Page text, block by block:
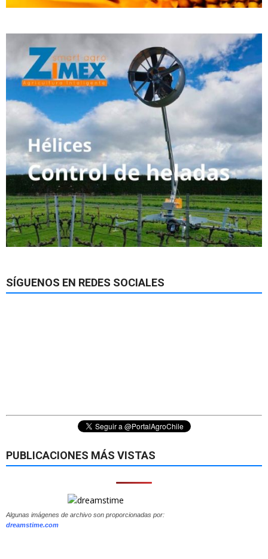
SÍGUENOS EN REDES SOCIALES
PUBLICACIONES MÁS VISTAS
Algunas imágenes de archivo son proporcionadas por:
dreamstime.com